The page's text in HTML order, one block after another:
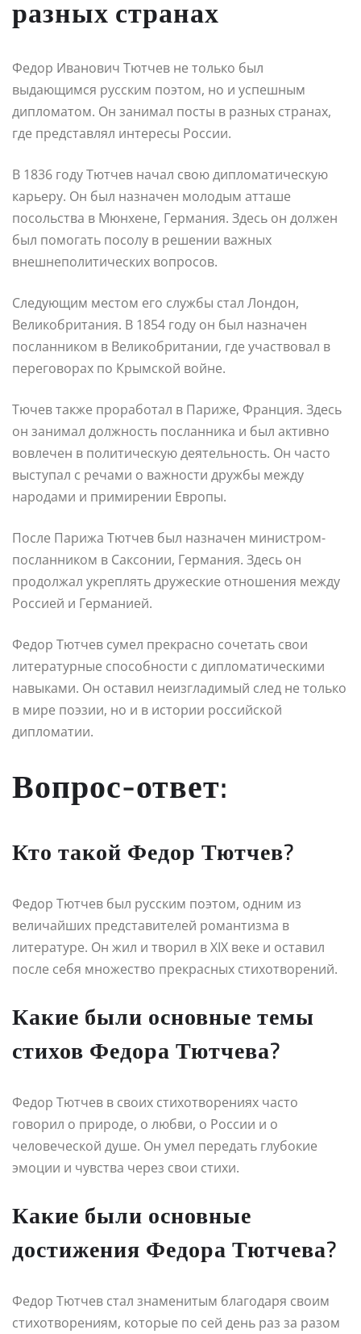
разных странах
Федор Иванович Тютчев не только был
выдающимся русским поэтом, но и успешным
дипломатом. Он занимал посты в разных странах,
где представлял интересы России.
В 1836 году Тютчев начал свою дипломатическую
карьеру. Он был назначен молодым атташе
посольства в Мюнхене, Германия. Здесь он должен
был помогать посолу в решении важных
внешнеполитических вопросов.
Следующим местом его службы стал Лондон,
Великобритания. В 1854 году он был назначен
посланником в Великобритании, где участвовал в
переговорах по Крымской войне.
Тючев также проработал в Париже, Франция. Здесь
он занимал должность посланника и был активно
вовлечен в политическую деятельность. Он часто
выступал с речами о важности дружбы между
народами и примирении Европы.
После Парижа Тютчев был назначен министром-
посланником в Саксонии, Германия. Здесь он
продолжал укреплять дружеские отношения между
Россией и Германией.
Федор Тютчев сумел прекрасно сочетать свои
литературные способности с дипломатическими
навыками. Он оставил неизгладимый след не только
в мире поэзии, но и в истории российской
дипломатии.
Вопрос-ответ:
Кто такой Федор Тютчев?
Федор Тютчев был русским поэтом, одним из
величайших представителей романтизма в
литературе. Он жил и творил в XIX веке и оставил
после себя множество прекрасных стихотворений.
Какие были основные темы
стихов Федора Тютчева?
Федор Тютчев в своих стихотворениях часто
говорил о природе, о любви, о России и о
человеческой душе. Он умел передать глубокие
эмоции и чувства через свои стихи.
Какие были основные
достижения Федора Тютчева?
Федор Тютчев стал знаменитым благодаря своим
стихотворениям, которые по сей день раз за разом